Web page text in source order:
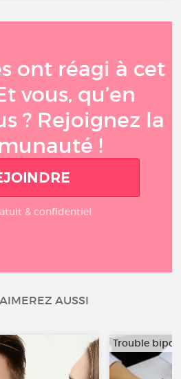
ont réagi à cet
vous, qu’en
? Rejoignez la
!
& confidentiel
AUSSI
Trouble